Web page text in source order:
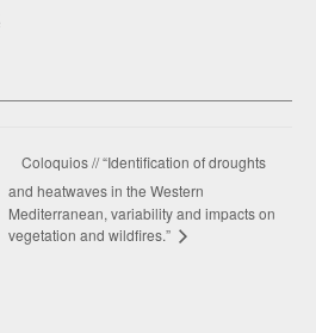
Coloquios // “Identification of droughts
and heatwaves in the Western
Mediterranean, variability and impacts on
vegetation and wildfires.”